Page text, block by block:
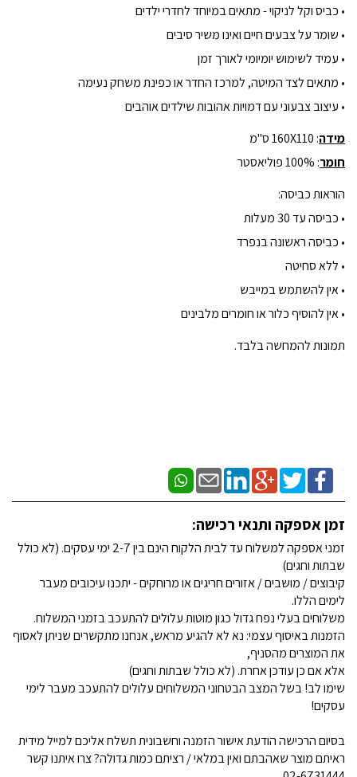
• כביס וקל לניקוי - מתאים במיוחד לחדרי ילדים
• שומר על צבעים חיים ואינו משיר סיבים
• עמיד לשימוש יומיומי לאורך זמן
• מתאים לצד המיטה, למרכז החדר או כפינת משחק נעימה
• עיצוב צבעוני עם דמויות אהובות שילדים אוהבים
מידה: 160X110 ס"מ
חומר: 100% פוליאסטר
הוראות כביסה:
• כביסה עד 30 מעלות
• כביסה ראשונה בנפרד
• ללא סחיטה
• אין להשתמש במייבש
• אין להוסיף כלור או חומרים מלבינים
תמונות להמחשה בלבד.
זמן אספקה ותנאי רכישה:
זמני אספקה למשלוח עד לבית הלקוח הינם בין 2-7 ימי עסקים. (לא כולל
שבתות וחגים)
קיבוצים / מושבים / אזורים חריגים או מרוחקים - יתכנו עיכובים מעבר
לימים הללו.
משלוחים בעלי נפח גדול כגון מוטות עלולים להתעכב בזמני המשלוח.
הזמנות באיסוף עצמי: נא לא להגיע מראש, אנחנו מתקשרים שניתן לאסוף
את המוצרים מהסניף,
אלא אם כן עודכן אחרת. (לא כולל שבתות וחגים)
שימו לב! בשל המצב הבטחוני המשלוחים עלולים להתעכב מעבר לימי
עסקים!
בסיום הרכישה הודעת אישור הזמנה וחשבונית תשלח אליכם למייל מידית
ראיתם מוצר שאהבתם ואין במלאי / רציתם כמות גדולה? צרו איתנו קשר